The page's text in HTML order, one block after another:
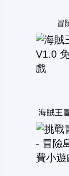
冒
海賊王